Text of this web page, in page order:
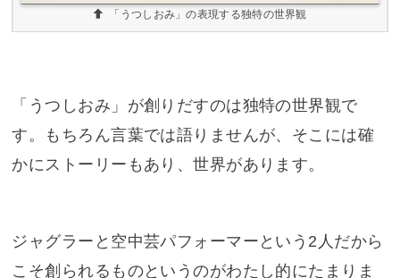
「うつしおみ」の表現する独特の世界観
「うつしおみ」が創りだすのは独特の世界観で
す。もちろん言葉では語りませんが、そこには確
かにストーリーもあり、世界があります。
ジャグラーと空中芸パフォーマーという2人だから
こそ創られるものというのがわたし的にたまりま